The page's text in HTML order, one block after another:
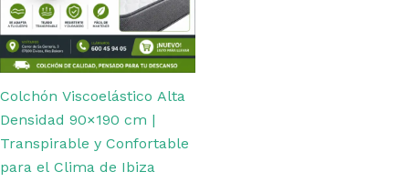
Colchón Viscoelástico Alta
Densidad 90×190 cm |
Transpirable y Confortable
para el Clima de Ibiza